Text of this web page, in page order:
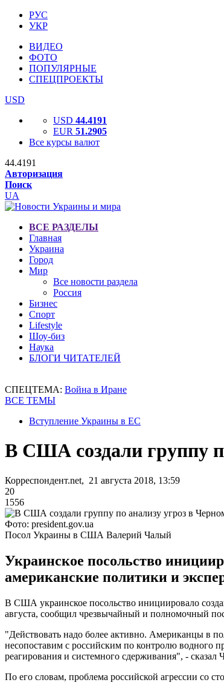
РУС
УКР
ВИДЕО
ФОТО
ПОПУЛЯРНЫЕ
СПЕЦПРОЕКТЫ
USD
USD 44.4191
EUR 51.2905
Все курсы валют
44.4191
Авторизация
Поиск
UA
ВСЕ РАЗДЕЛЫ
Главная
Украина
Город
Мир
Все новости раздела
Россия
Бизнес
Спорт
Lifestyle
Шоу-биз
Наука
БЛОГИ ЧИТАТЕЛЕЙ
СПЕЦТЕМА: Война в Иране
ВСЕ ТЕМЫ
Вступление Украины в ЕС
В США создали группу
Корреспондент.net, 21 августа 2018, 13:59
20
1556
Фото: president.gov.ua
Посол Украины в США Валерий Чалый
Украинское посольство
американские политики и
В США украинское посольство инициировало
августа, сообщил чрезвычайный и полномочный
"Действовать надо более активно. Американцы в
несопоставим с российским по контролю водного
реагирования и системного сдерживания", - сказал
По его словам, проблема российской агрессии со